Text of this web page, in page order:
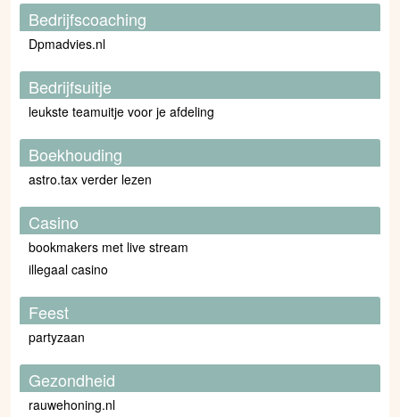
Bedrijfscoaching
Dpmadvies.nl
Bedrijfsuitje
leukste teamuitje voor je afdeling
Boekhouding
astro.tax verder lezen
Casino
bookmakers met live stream
illegaal casino
Feest
partyzaan
Gezondheid
rauwehoning.nl